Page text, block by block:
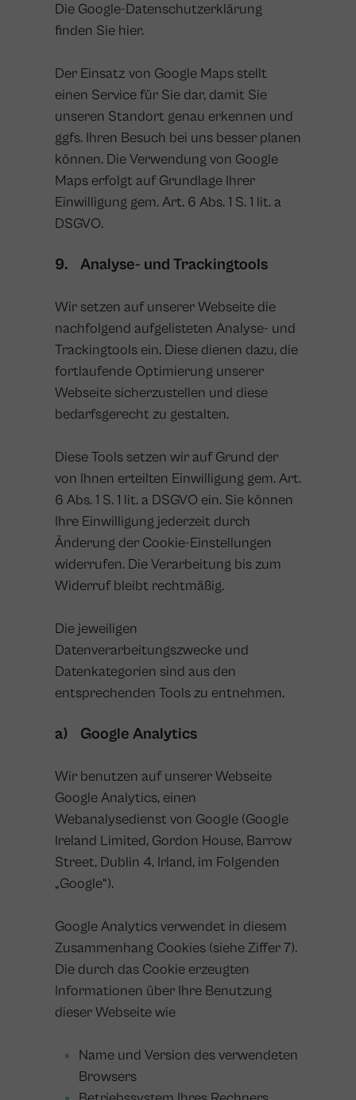
Die Google-Datenschutzerklärung
finden Sie hier.
Der Einsatz von Google Maps stellt
einen Service für Sie dar, damit Sie
unseren Standort genau erkennen und
ggfs. Ihren Besuch bei uns besser planen
können. Die Verwendung von Google
Maps erfolgt auf Grundlage Ihrer
Einwilligung gem. Art. 6 Abs. 1 S. 1 lit. a
DSGVO.
9. Analyse- und Trackingtools
Wir setzen auf unserer Webseite die
nachfolgend aufgelisteten Analyse- und
Trackingtools ein. Diese dienen dazu, die
fortlaufende Optimierung unserer
Webseite sicherzustellen und diese
bedarfsgerecht zu gestalten.
Diese Tools setzen wir auf Grund der
von Ihnen erteilten Einwilligung gem. Art.
6 Abs. 1 S. 1 lit. a DSGVO ein. Sie können
Ihre Einwilligung jederzeit durch
Änderung der Cookie-Einstellungen
widerrufen. Die Verarbeitung bis zum
Widerruf bleibt rechtmäßig.
Die jeweiligen
Datenverarbeitungszwecke und
Datenkategorien sind aus den
entsprechenden Tools zu entnehmen.
a) Google Analytics
Wir benutzen auf unserer Webseite
Google Analytics, einen
Webanalysedienst von Google (Google
Ireland Limited, Gordon House, Barrow
Street, Dublin 4, Irland, im Folgenden
„Google“).
Google Analytics verwendet in diesem
Zusammenhang Cookies (siehe Ziffer 7).
Die durch das Cookie erzeugten
Informationen über Ihre Benutzung
dieser Webseite wie
Name und Version des verwendeten
Browsers